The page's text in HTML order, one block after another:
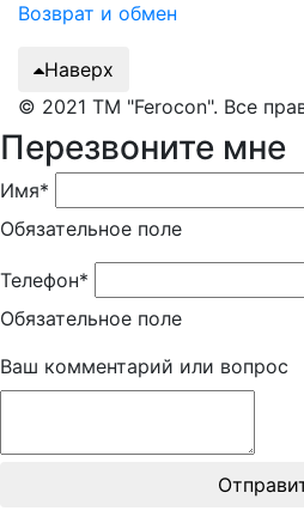
Возврат и обмен
Наверх
© 2021 ТМ "Ferocon". Все
Перезвоните мне
Имя*
Обязательное поле
Телефон*
Обязательное поле
Ваш комментарий или вопрос